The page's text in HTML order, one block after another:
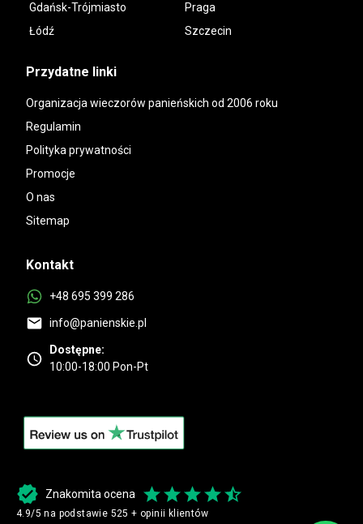
Gdańsk-Trójmiasto
Praga
Łódź
Szczecin
Przydatne linki
Organizacja wieczorów panieńskich od 2006 roku
Regulamin
Polityka prywatności
Promocje
O nas
Sitemap
Kontakt
+48 695 399 286
info@panienskie.pl
Dostępne:
10:00-18:00 Pon-Pt
Znakomita ocena
4.9/5 na podstawie 525 + opinii klientów